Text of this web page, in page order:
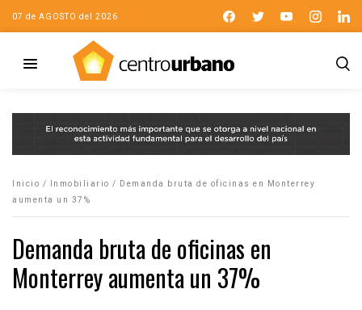
07 de AGOSTO del 2026
Inicio / Inmobiliario /
Demanda bruta de oficinas en Monterrey
aumenta un 37%
Demanda bruta de oficinas en
Monterrey aumenta un 37%